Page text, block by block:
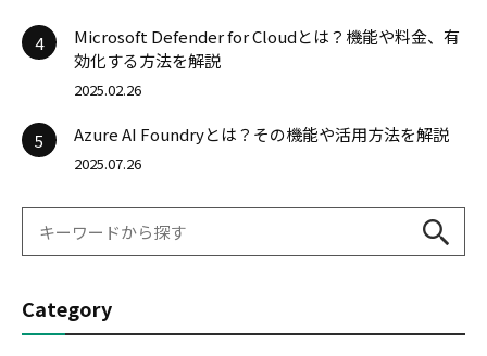
4
Microsoft Defender for Cloudとは？機能や料金、有
効化する方法を解説
2025.02.26
5 Azure AI Foundryとは？その機能や活用方法を解説
2025.07.26
Category